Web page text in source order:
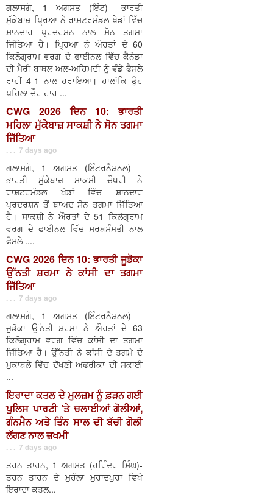
ਗਲਾਸਗੋ, 1 ਅਗਸਤ (ਇੰਟ) –ਭਾਰਤੀ
ਮੁੱਕੇਬਾਜ਼ ਪ੍ਰਿਆ ਨੇ ਰਾਸ਼ਟਰਮੰਡਲ ਖੇਡਾਂ ਵਿੱਚ
ਸ਼ਾਨਦਾਰ ਪ੍ਰਦਰਸ਼ਨ ਨਾਲ ਸੋਨ ਤਗਮਾ
ਜਿੱਤਿਆ ਹੈ। ਪ੍ਰਿਆ ਨੇ ਔਰਤਾਂ ਦੇ 60
ਕਿਲੋਗ੍ਰਾਮ ਵਰਗ ਦੇ ਫਾਈਨਲ ਵਿੱਚ ਕੈਨੇਡਾ
ਦੀ ਮੈਰੀ ਬਾਥਲ ਅਲ-ਅਹਿਮਦੀ ਨੂੰ ਵੰਡੇ ਫੈਸਲੇ
ਰਾਹੀਂ 4-1 ਨਾਲ ਹਰਾਇਆ। ਹਾਲਾਂਕਿ ਉਹ
ਪਹਿਲਾ ਦੌਰ ਹਾਰ ...
CWG 2026 ਦਿਨ 10: ਭਾਰਤੀ
ਮਹਿਲਾ ਮੁੱਕੇਬਾਜ਼ ਸਾਕਸ਼ੀ ਨੇ ਸੋਨ ਤਗਮਾ
ਜਿੱਤਿਆ
. . . 7 days ago
ਗਲਾਸਗੋ, 1 ਅਗਸਤ (ਇੰਟਰਨੈਸ਼ਨਲ) –
ਭਾਰਤੀ ਮੁੱਕੇਬਾਜ਼ ਸਾਕਸ਼ੀ ਚੌਧਰੀ ਨੇ
ਰਾਸ਼ਟਰਮੰਡਲ ਖੇਡਾਂ ਵਿੱਚ ਸ਼ਾਨਦਾਰ
ਪ੍ਰਦਰਸ਼ਨ ਤੋਂ ਬਾਅਦ ਸੋਨ ਤਗਮਾ ਜਿੱਤਿਆ
ਹੈ। ਸਾਕਸ਼ੀ ਨੇ ਔਰਤਾਂ ਦੇ 51 ਕਿਲੋਗ੍ਰਾਮ
ਵਰਗ ਦੇ ਫਾਈਨਲ ਵਿੱਚ ਸਰਬਸੰਮਤੀ ਨਾਲ
ਫੈਸਲੇ ....
CWG 2026 ਦਿਨ 10: ਭਾਰਤੀ ਜੂਡੋਕਾ
ਉੱਨਤੀ ਸ਼ਰਮਾ ਨੇ ਕਾਂਸੀ ਦਾ ਤਗਮਾ
ਜਿੱਤਿਆ
. . . 7 days ago
ਗਲਾਸਗੋ, 1 ਅਗਸਤ (ਇੰਟਰਨੈਸ਼ਨਲ) –
ਜੁਡੋਕਾ ਉੱਨਤੀ ਸ਼ਰਮਾ ਨੇ ਔਰਤਾਂ ਦੇ 63
ਕਿਲੋਗ੍ਰਾਮ ਵਰਗ ਵਿੱਚ ਕਾਂਸੀ ਦਾ ਤਗਮਾ
ਜਿੱਤਿਆ ਹੈ। ਉੱਨਤੀ ਨੇ ਕਾਂਸੀ ਦੇ ਤਗਮੇ ਦੇ
ਮੁਕਾਬਲੇ ਵਿੱਚ ਦੱਖਣੀ ਅਫਰੀਕਾ ਦੀ ਸਕਾਈ
...
ਇਰਾਦਾ ਕਤਲ ਦੇ ਮੁਲਜ਼ਮ ਨੂੰ ਫ਼ੜਨ ਗਈ
ਪੁਲਿਸ ਪਾਰਟੀ ’ਤੇ ਚਲਾਈਆਂ ਗੋਲੀਆਂ,
ਗੰਨਮੈਨ ਅਤੇ ਤਿੰਨ ਸਾਲ ਦੀ ਬੱਚੀ ਗੋਲੀ
ਲੱਗਣ ਨਾਲ ਜ਼ਖਮੀ
. . . 7 days ago
ਤਰਨ ਤਾਰਨ, 1 ਅਗਸਤ (ਹਰਿੰਦਰ ਸਿੰਘ)-
ਤਰਨ ਤਾਰਨ ਦੇ ਮੁਹੱਲਾ ਮੁਰਾਦਪੁਰਾ ਵਿਖੇ
ਇਰਾਦਾ ਕਤਲ...